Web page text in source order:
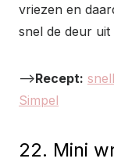
vriezen en
snel de deur uit
–>Recept:
Simpel
22. Mini